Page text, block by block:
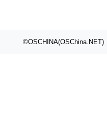
©OSCHINA(OSChina.NET)